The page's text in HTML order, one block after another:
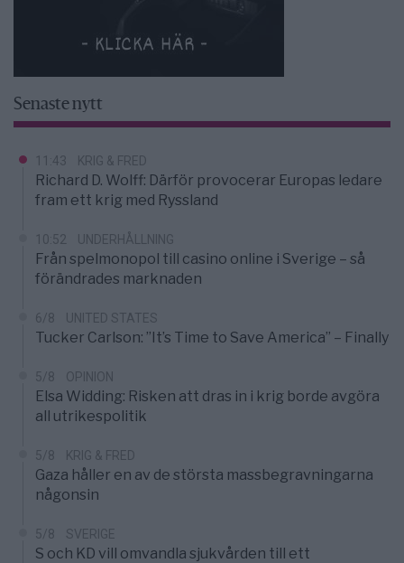
Senaste nytt
11:43 KRIG & FRED
Richard D. Wolff: Därför provocerar Europas ledare
fram ett krig med Ryssland
10:52 UNDERHÅLLNING
Från spelmonopol till casino online i Sverige – så
förändrades marknaden
6/8 UNITED STATES
Tucker Carlson: ”It’s Time to Save America” – Finally
5/8 OPINION
Elsa Widding: Risken att dras in i krig borde avgöra
all utrikespolitik
5/8 KRIG & FRED
Gaza håller en av de största massbegravningarna
någonsin
5/8 SVERIGE
S och KD vill omvandla sjukvården till ett